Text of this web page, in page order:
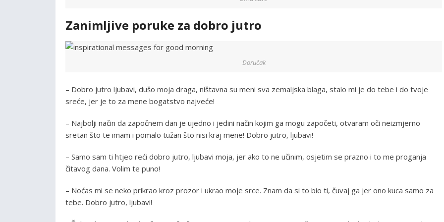
Zanimljive poruke za dobro jutro
Doručak
– Dobro jutro ljubavi, dušo moja draga, ništavna su meni sva zemaljska blaga, stalo mi je do tebe i do tvoje
srećе, jer je to za mene bogatstvo najveće!
– Najbolji način da započnem dan je ujedno i jedini način kojim ga mogu započeti, otvaram oči neizmjerno
sretan što te imam i pomalo tužan što nisi kraj mene! Dobro jutro, ljubavi!
– Samo sam ti htjeo reći dobro jutro, ljubavi moja, jer ako to ne učinim, osjetim se prazno i to me proganja
čitavog dana. Volim te puno!
– Noćas mi se neko prikrao kroz prozor i ukrao moje srce. Znam da si to bio ti, čuvaj ga jer ono kuca samo za
tebe. Dobro jutro, ljubavi!